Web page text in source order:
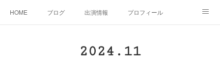
HOME ブログ 出演情報 プロフィール
2024 . 11